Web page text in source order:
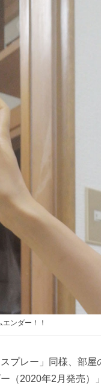
ンダー！！
プレー」同様、部屋
（2020年2月発売）